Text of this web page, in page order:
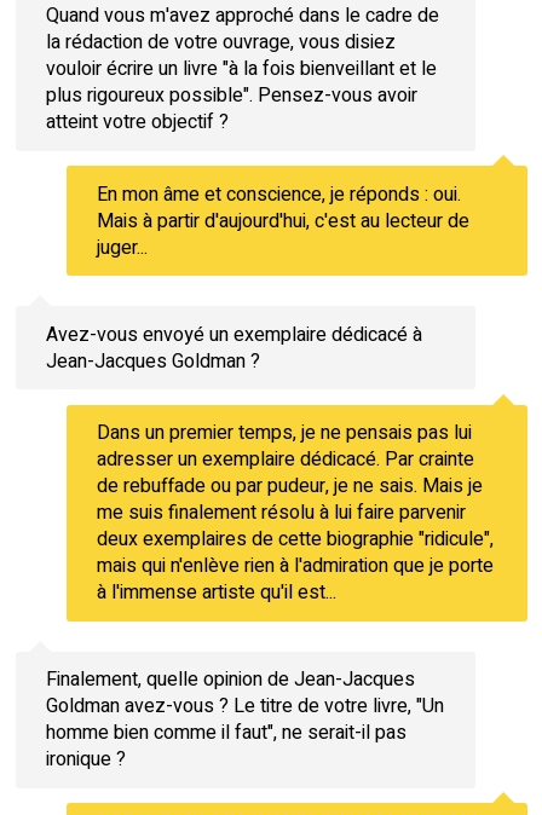
Quand vous m'avez approché dans le cadre de
la rédaction de votre ouvrage, vous disiez
vouloir écrire un livre "à la fois bienveillant et le
plus rigoureux possible". Pensez-vous avoir
atteint votre objectif ?
En mon âme et conscience, je réponds : oui.
Mais à partir d'aujourd'hui, c'est au lecteur de
juger...
Avez-vous envoyé un exemplaire dédicacé à
Jean-Jacques Goldman ?
Dans un premier temps, je ne pensais pas lui
adresser un exemplaire dédicacé. Par crainte
de rebuffade ou par pudeur, je ne sais. Mais je
me suis finalement résolu à lui faire parvenir
deux exemplaires de cette biographie "ridicule",
mais qui n'enlève rien à l'admiration que je porte
à l'immense artiste qu'il est...
Finalement, quelle opinion de Jean-Jacques
Goldman avez-vous ? Le titre de votre livre, "Un
homme bien comme il faut", ne serait-il pas
ironique ?